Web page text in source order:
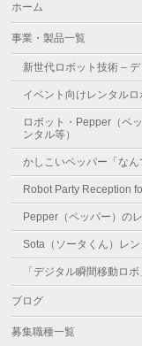
ホーム
事業・製品一覧
新世代ロボット技術 –
イベント向けレンタルロ
ロボット・Pepper（ペ
ンタル等）
かしこいペッパー「な
Robot Party Reception
Pepper（ペッパー）の
Sota（ソータくん）レ
「デジタル瞬間移動ロ
ブログ
募集職種一覧